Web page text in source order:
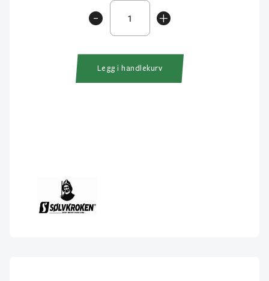
+
Sølvkroken
Stingsilda
antall
-
Legg i handlekurv